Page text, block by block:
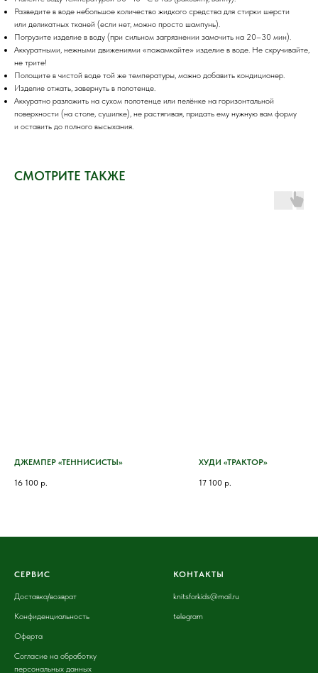
Разведите в воде небольшое количество жидкого средства для стирки шерсти
или деликатных тканей (если нет, можно просто шампунь).
Погрузите изделие в воду (при сильном загрязнении замочить на 20–30 мин).
Аккуратными, нежными движениями «пожамкайте» изделие в воде. Не скручивайте,
не трите!
Полощите в чистой воде той же температуры, можно добавить кондиционер.
Изделие отжать, завернуть в полотенце.
Аккуратно разложить на сухом полотенце или пелёнке на горизонтальной
поверхности (на столе, сушилке), не растягивая, придать ему нужную вам форму
и оставить до полного высыхания.
СМОТРИТЕ ТАКЖЕ
ДЖЕМПЕР «ТЕННИСИСТЫ»
16 100 р.
ХУДИ «ТРАКТОР»
17 100 р.
СЕРВИС
Доставка/возврат
Конфиденциальность
Оферта
Согласие на обработку
персональных данных
КОНТАКТЫ
knitsforkids@mail.ru
telegram